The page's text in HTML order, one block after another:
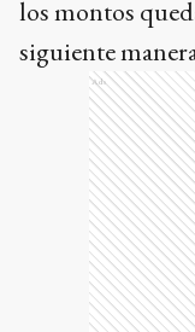
los montos
siguiente
Ads